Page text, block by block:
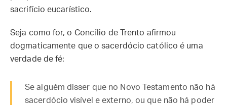
sacrifício eucarístico.
Seja como for, o Concílio de Trento afirmou
dogmaticamente que o sacerdócio católico é uma
verdade de fé:
Se alguém disser que no Novo Testamento não há
sacerdócio visível e externo, ou que não há poder